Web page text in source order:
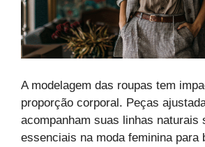
A modelagem das roupas tem
proporção corporal. Peças
acompanham suas linhas naturais
essenciais na moda feminina para